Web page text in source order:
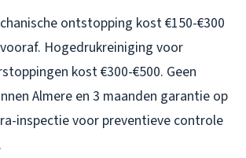
ontstopping kost €150-€300
Hogedrukreiniging voor
kost €300-€500. Geen
Almere en 3 maanden garantie op
inspectie voor preventieve controle